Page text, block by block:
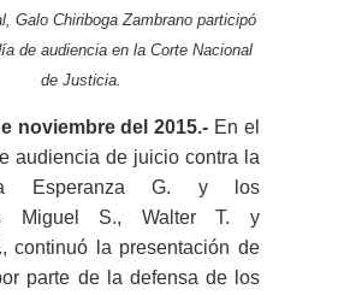
Galo Chiriboga Zambrano participó
de audiencia en la Corte Nacional
de Justicia.
noviembre del 2015.- En el
audiencia de juicio contra la
Esperanza G. y los
Miguel S., Walter T. y
continuó la presentación de
parte de la defensa de los